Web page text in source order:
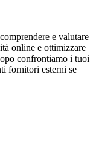
e valutare
online e ottimizzare
confrontiamo i tuoi
fornitori esterni se